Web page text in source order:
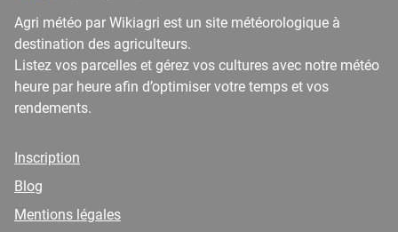
Agri météo par Wikiagri est un site météorologique à
destination des agriculteurs.
Listez vos parcelles et gérez vos cultures avec notre météo
heure par heure afin d’optimiser votre temps et vos
rendements.
Inscription
Blog
Mentions légales